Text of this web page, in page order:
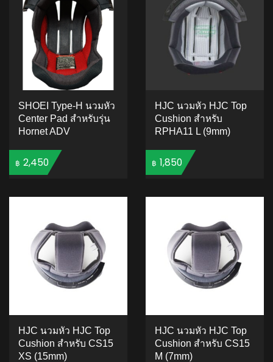
SHOEI Type-H นวมหัว
Center Pad สำหรับรุ่น
Hornet ADV
฿ 2,450
HJC นวมหัว HJC Top
Cushion สำหรับ
RPHA11 L (9mm)
฿ 1,850
HJC นวมหัว HJC Top
Cushion สำหรับ CS15
XS (15mm)
HJC นวมหัว HJC Top
Cushion สำหรับ CS15
M (7mm)